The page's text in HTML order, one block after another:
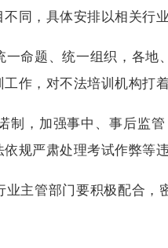
同，具体安排以相关行
命题、统一组织，各
作，对不法培训机构打
制，加强事中、事后监
规严肃处理考试作弊等违
主管部门要积极配合